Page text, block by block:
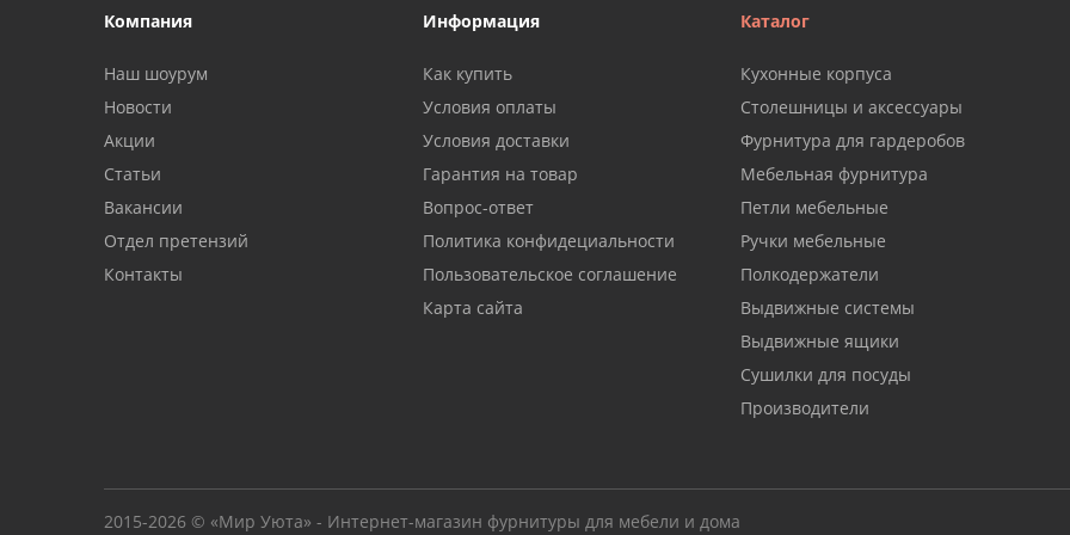
Компания
Наш шоурум
Новости
Акции
Статьи
Вакансии
Отдел претензий
Контакты
Информация
Как купить
Условия оплаты
Условия доставки
Гарантия на товар
Вопрос-ответ
Политика конфидециальности
Пользовательское соглашение
Карта сайта
Каталог
Кухонные корпуса
Столешницы и аксессуары
Фурнитура для гардеробов
Мебельная фурнитура
Петли мебельные
Ручки мебельные
Полкодержатели
Выдвижные системы
Выдвижные ящики
Сушилки для посуды
Производители
2015-2026 © «Мир Уюта» - Интернет-магазин фурнитуры для мебели и дома